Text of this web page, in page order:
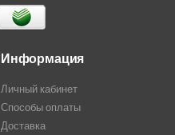
Информация
Личный кабинет
Способы оплаты
Доставка